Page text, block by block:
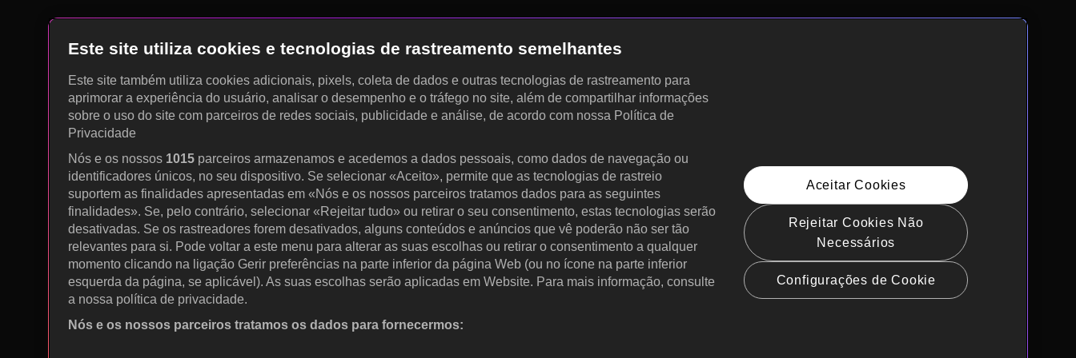
Este site utiliza cookies e tecnologias de rastreamento semelhantes
Este site também utiliza cookies adicionais, pixels, coleta de dados e outras tecnologias de rastreamento para
aprimorar a experiência do usuário, analisar o desempenho e o tráfego no site, além de compartilhar informações
sobre o uso do site com parceiros de redes sociais, publicidade e análise, de acordo com nossa Política de
Privacidade
Nós e os nossos 1015 parceiros armazenamos e acedemos a dados pessoais, como dados de navegação ou
identificadores únicos, no seu dispositivo. Se selecionar «Aceito», permite que as tecnologias de rastreio
suportem as finalidades apresentadas em «Nós e os nossos parceiros tratamos dados para as seguintes
finalidades». Se, pelo contrário, selecionar «Rejeitar tudo» ou retirar o seu consentimento, estas tecnologias serão
desativadas. Se os rastreadores forem desativados, alguns conteúdos e anúncios que vê poderão não ser tão
relevantes para si. Pode voltar a este menu para alterar as suas escolhas ou retirar o consentimento a qualquer
momento clicando na ligação Gerir preferências na parte inferior da página Web (ou no ícone na parte inferior
esquerda da página, se aplicável). As suas escolhas serão aplicadas em Website. Para mais informação, consulte
a nossa política de privacidade.
Nós e os nossos parceiros tratamos os dados para fornecermos:
Aceitar Cookies
Rejeitar Cookies Não
Necessários
Configurações de Cookie